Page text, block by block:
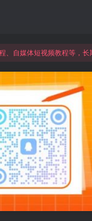
自媒体短视频教程等，长
自媒体短视频教程等，长